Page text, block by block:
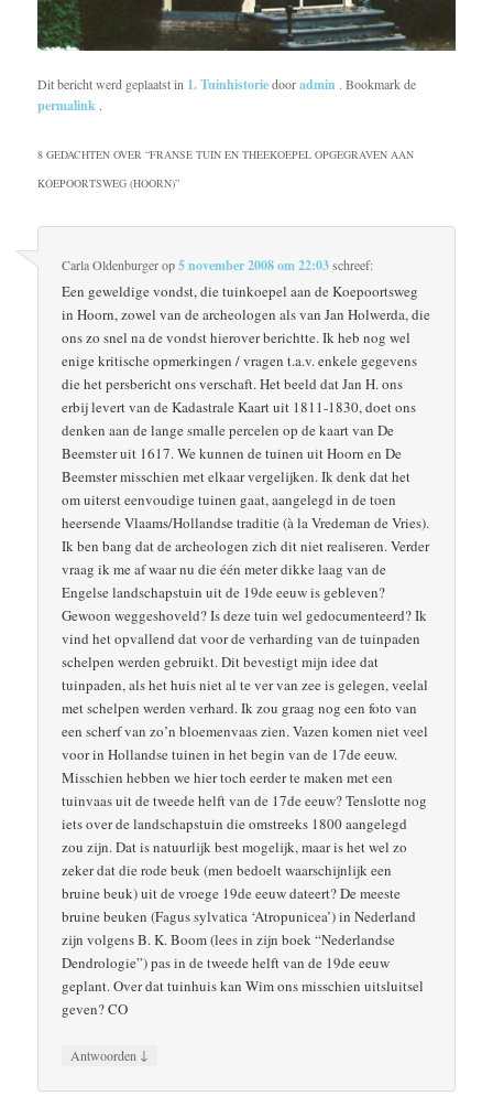
Dit bericht werd geplaatst in 1. Tuinhistoriedooradmin . Bookmark de
permalink .
8 GEDACHTEN OVER “FRANSE TUIN EN THEEKOEPEL OPGEGRAVEN AAN
KOEPOORTSWEG (HOORN)”
Carla Oldenburgerop5 november 2008 om 22:03schreef:
Een geweldige vondst, die tuinkoepel aan de Koepoortsweg
in Hoorn, zowel van de archeologen als van Jan Holwerda, die
ons zo snel na de vondst hierover berichtte. Ik heb nog wel
enige kritische opmerkingen / vragen t.a.v. enkele gegevens
die het persbericht ons verschaft. Het beeld dat Jan H. ons
erbij levert van de Kadastrale Kaart uit 1811-1830, doet ons
denken aan de lange smalle percelen op de kaart van De
Beemster uit 1617. We kunnen de tuinen uit Hoorn en De
Beemster misschien met elkaar vergelijken. Ik denk dat het
om uiterst eenvoudige tuinen gaat, aangelegd in de toen
heersende Vlaams/Hollandse traditie (à la Vredeman de Vries).
Ik ben bang dat de archeologen zich dit niet realiseren. Verder
vraag ik me af waar nu die één meter dikke laag van de
Engelse landschapstuin uit de 19de eeuw is gebleven?
Gewoon weggeshoveld? Is deze tuin wel gedocumenteerd? Ik
vind het opvallend dat voor de verharding van de tuinpaden
schelpen werden gebruikt. Dit bevestigt mijn idee dat
tuinpaden, als het huis niet al te ver van zee is gelegen, veelal
met schelpen werden verhard. Ik zou graag nog een foto van
een scherf van zo’n bloemenvaas zien. Vazen komen niet veel
voor in Hollandse tuinen in het begin van de 17de eeuw.
Misschien hebben we hier toch eerder te maken met een
tuinvaas uit de tweede helft van de 17de eeuw? Tenslotte nog
iets over de landschapstuin die omstreeks 1800 aangelegd
zou zijn. Dat is natuurlijk best mogelijk, maar is het wel zo
zeker dat die rode beuk (men bedoelt waarschijnlijk een
bruine beuk) uit de vroege 19de eeuw dateert? De meeste
bruine beuken (Fagus sylvatica ‘Atropunicea’) in Nederland
zijn volgens B. K. Boom (lees in zijn boek “Nederlandse
Dendrologie”) pas in de tweede helft van de 19de eeuw
geplant. Over dat tuinhuis kan Wim ons misschien uitsluitsel
geven? CO
Antwoorden ↓